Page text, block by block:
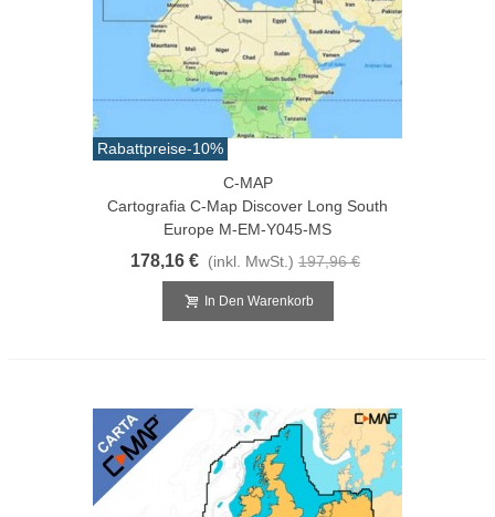
Rabattpreise-10%
C-MAP
Cartografia C-Map Discover Long South
Europe M-EM-Y045-MS
178,16 € (inkl. MwSt.) 197,96 €
In Den Warenkorb